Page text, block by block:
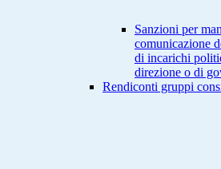
Sanzioni per
comunicazione
di incarichi
direzione o di
Rendiconti gruppi